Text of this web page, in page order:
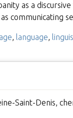
as a
communicating
, language,
Saint-Denis,